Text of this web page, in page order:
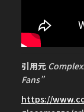
引用元
Fans”
https://